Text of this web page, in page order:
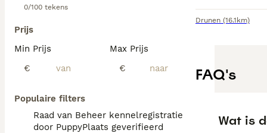
0/100 tekens
Prijs
Min Prijs
€
Max Prijs
€
Populaire filters
Raad van Beheer kennelregistratie
door PuppyPlaats geverifieerd
Drunen (16.1km)
FAQ's
Wat is